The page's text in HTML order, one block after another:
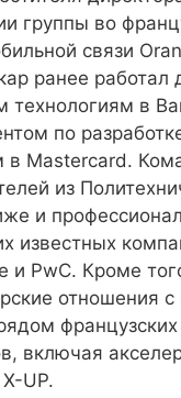
группы во
связи
ранее работал
технологиям в
по
в Mastercard.
из
и
известных
и PwC. Кроме
отношения с
французских
включая
UP.